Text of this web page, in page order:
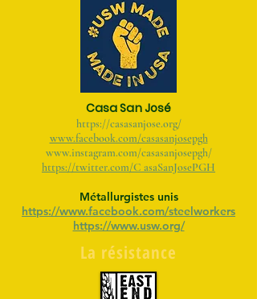
Casa San José
https://casasanjose.org/
www.facebook.com/casasanjosepgh
www.instagram.com/casasanjosepgh/
https://twitter.com/C asaSanJosePGH
Métallurgistes unis
https://www.facebook.com/steelworkers
https://www.usw.org/
La résistance